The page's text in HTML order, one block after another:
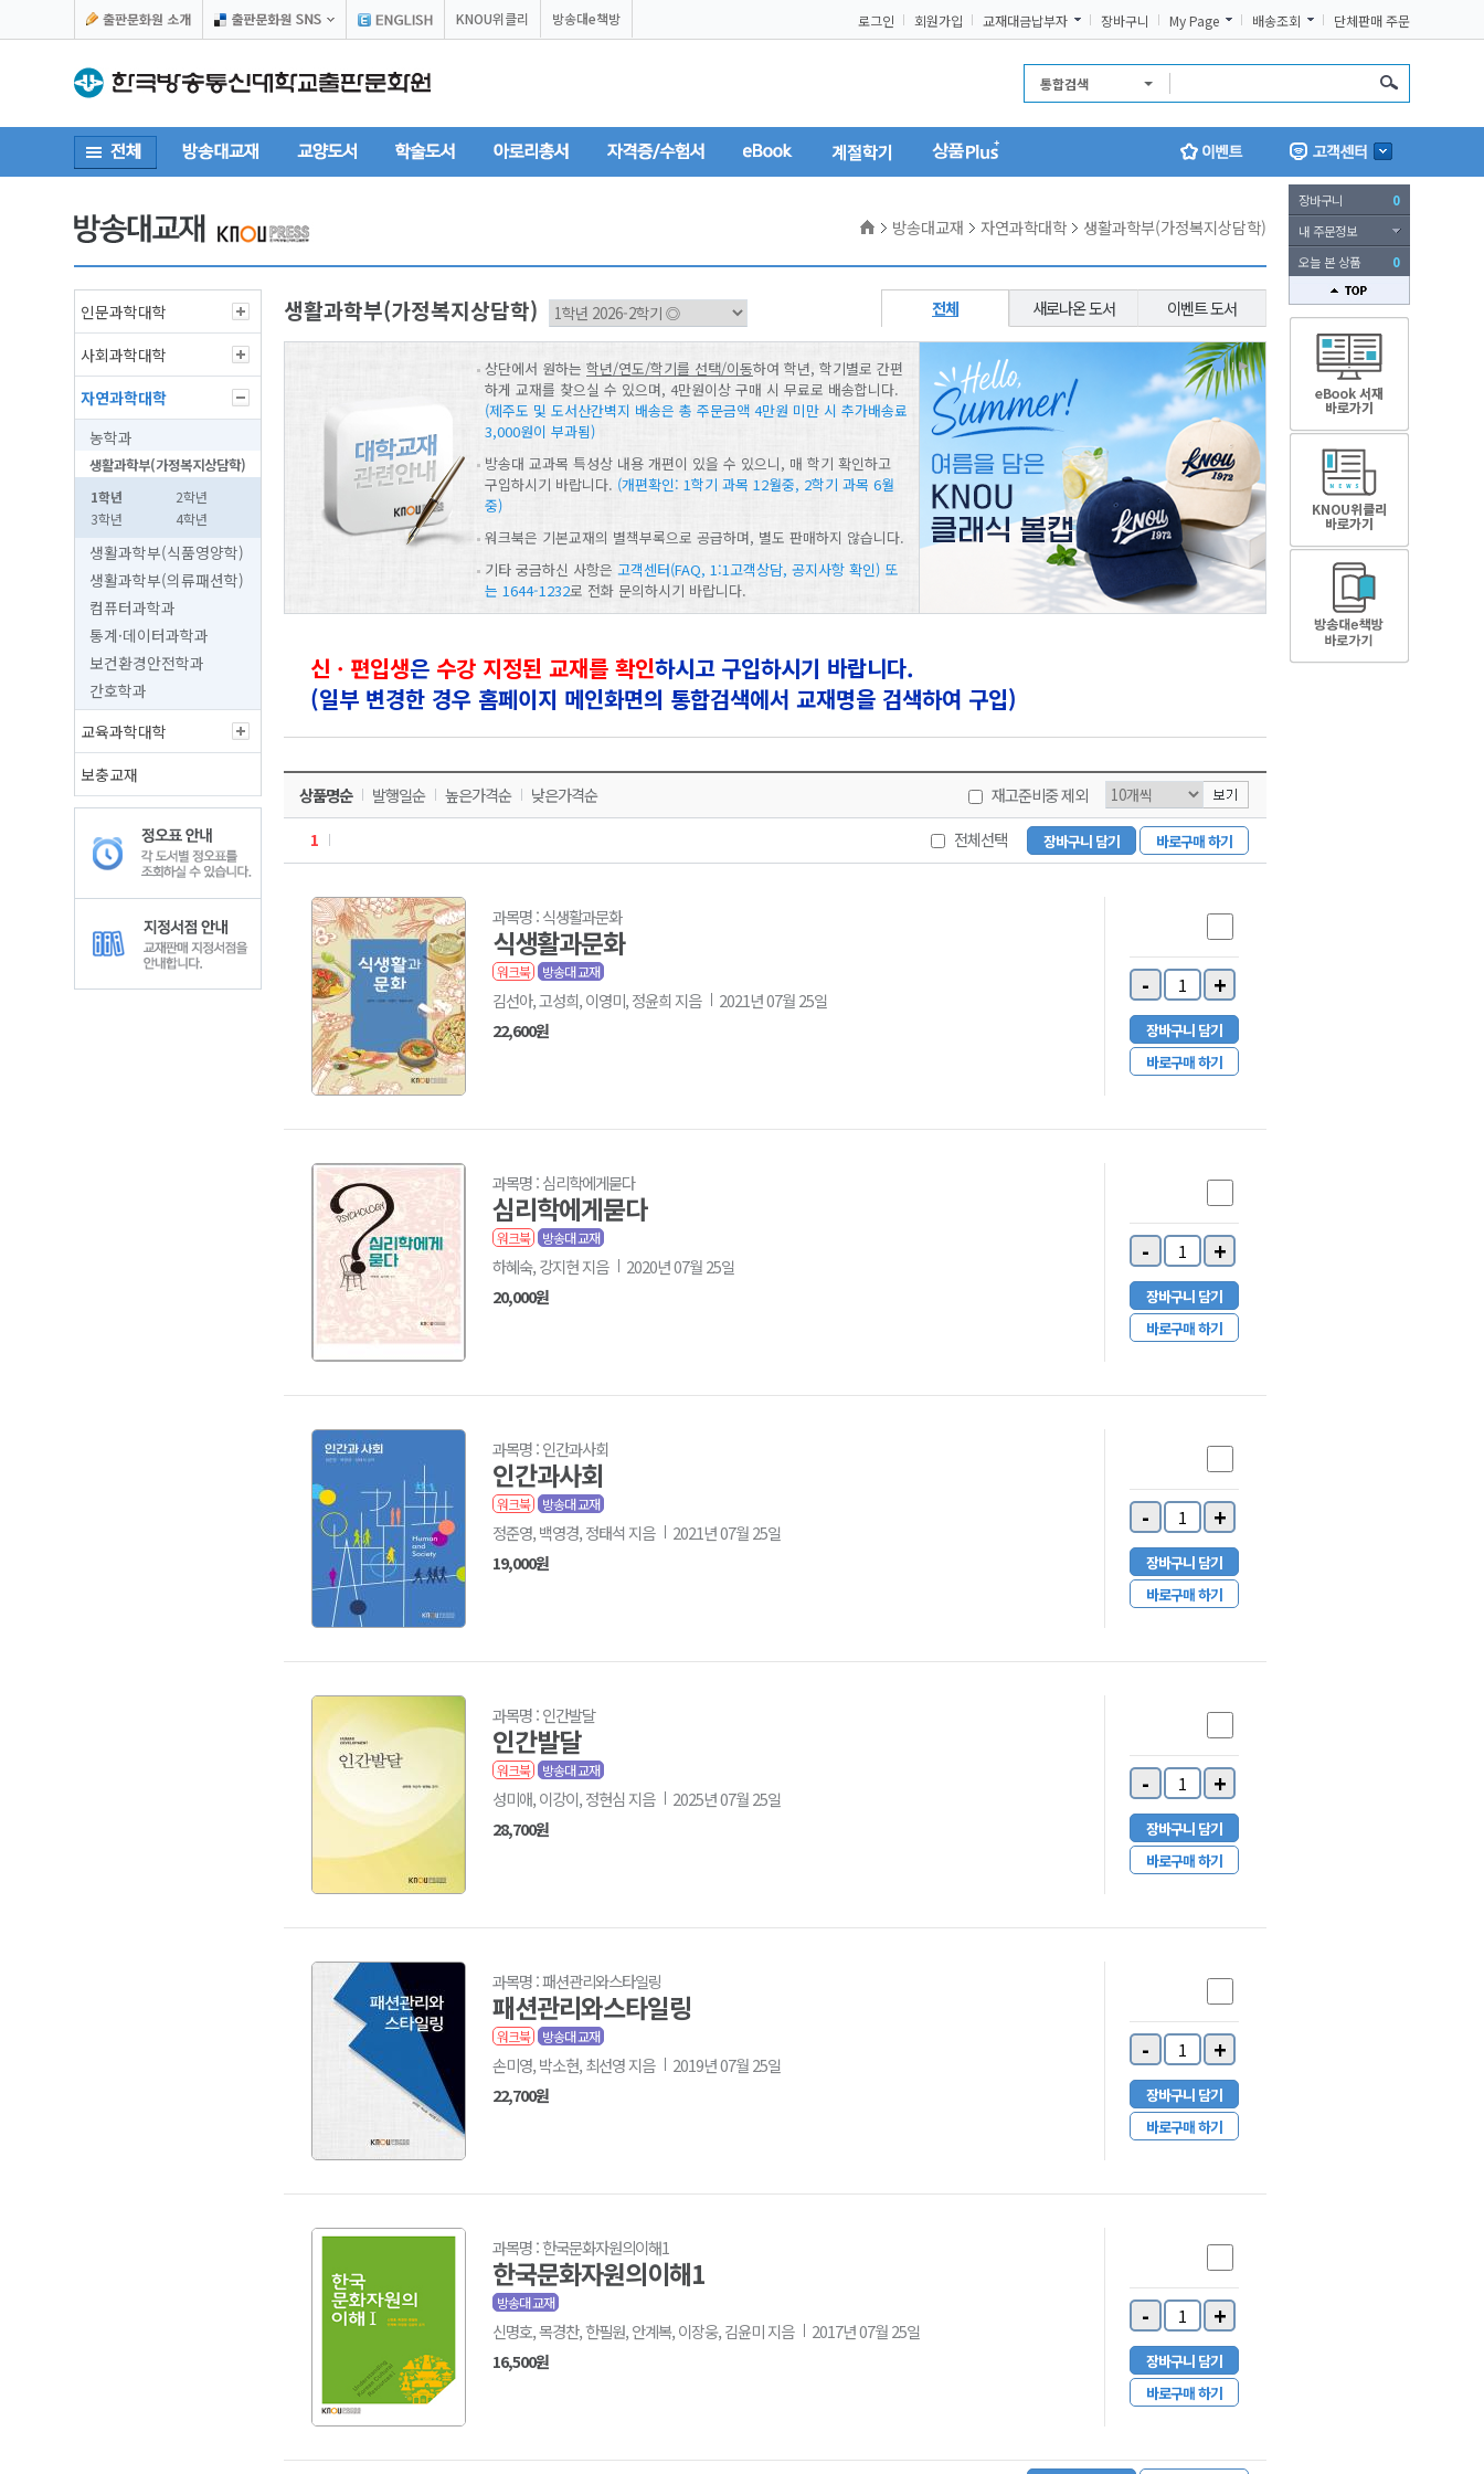
KNOU위클리 방송대e책방 로그인 회원가입 교재대금납부자 장바구니 My Page 배송조회 단체판매 주문
통합검색
계절학기
방송대교재 자연과학대학 생활과학부(가정복지상담학)
인문과학대학
사회과학대학
자연과학대학
농학과
생활과학부(가정복지상담학)
1학년
2학년
3학년
4학년
생활과학부(식품영양학)
생활과학부(의류패션학)
컴퓨터과학과
통계·데이터과학과
보건환경안전학과
간호학과
교육과학대학
보충교재
생활과학부(가정복지상담학) 전체 새로나온 도서 이벤트 도서
상단에서 원하는 학년/연도/학기를 선택/이동하여 학년, 학기별로 간편
하게 교재를 찾으실 수 있으며, 4만원이상 구매 시 무료로 배송합니다.
(제주도 및 도서산간벽지 배송은 총 주문금액 4만원 미만 시 추가배송료
3,000원이 부과됨)
방송대 교과목 특성상 내용 개편이 있을 수 있으니, 매 학기 확인하고
구입하시기 바랍니다. (개편확인: 1학기 과목 12월중, 2학기 과목 6월
중)
워크북은 기본교재의 별책부록으로 공급하며, 별도 판매하지 않습니다.
기타 궁금하신 사항은 고객센터(FAQ, 1:1고객상담, 공지사항 확인) 또
는 1644-1232로 전화 문의하시기 바랍니다.
신ㆍ편입생은 수강 지정된 교재를 확인하시고 구입하시기 바랍니다.
(일부 변경한 경우 홈페이지 메인화면의 통합검색에서 교재명을 검색하여 구입)
상품명순 발행일순 높은가격순 낮은가격순
재고준비중 제외
1
전체선택 장바구니 담기 바로구매 하기
과목명 : 식생활과문화
식생활과문화
워크북 방송대 교재
김선아, 고성희, 이영미, 정윤희 지음
2021년 07월 25일
22,600원
- +
장바구니 담기
바로구매 하기
과목명 : 심리학에게묻다
심리학에게묻다
워크북 방송대 교재
하혜숙, 강지현 지음
2020년 07월 25일
20,000원
- +
장바구니 담기
바로구매 하기
과목명 : 인간과사회
인간과사회
워크북 방송대 교재
정준영, 백영경, 정태석 지음
2021년 07월 25일
19,000원
- +
장바구니 담기
바로구매 하기
과목명 : 인간발달
인간발달
워크북 방송대 교재
성미애, 이강이, 정현심 지음
2025년 07월 25일
28,700원
- +
장바구니 담기
바로구매 하기
과목명 : 패션관리와스타일링
패션관리와스타일링
워크북 방송대 교재
손미영, 박소현, 최선영 지음
2019년 07월 25일
22,700원
- +
장바구니 담기
바로구매 하기
과목명 : 한국문화자원의이해1
한국문화자원의이해1
방송대 교재
신명호, 목경찬, 한필원, 안계복, 이장웅, 김윤미 지음
2017년 07월 25일
16,500원
- +
장바구니 담기
바로구매 하기
장바구니
0
내 주문정보
오늘 본 상품
0